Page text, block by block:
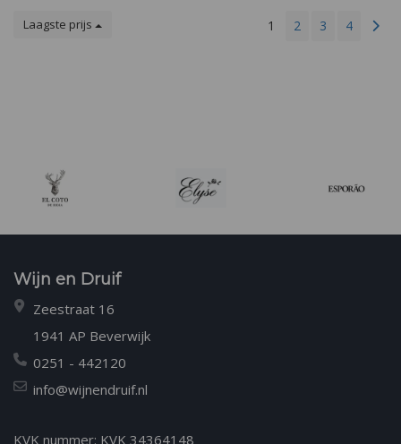
Laagste prijs 1 2 3 4
Wijn en Druif
Zeestraat 16
1941 AP Beverwijk
0251 - 442120
info@wijnendruif.nl
KVK nummer: KVK 34364148